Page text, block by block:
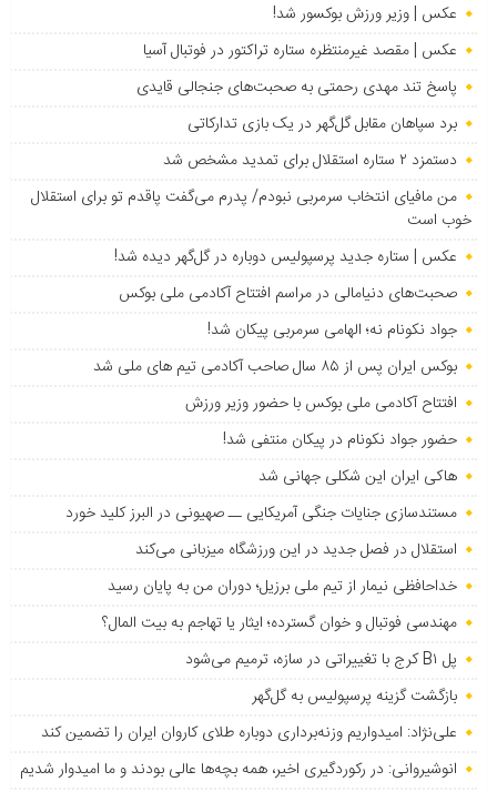
عکس | وزیر ورزش بوکسور شد!
عکس | مقصد غیرمنتظره ستاره تراکتور در فوتبال آسیا
پاسخ تند مهدی رحمتی به صحبت‌های جنجالی قایدی
برد سپاهان مقابل گل‌گهر در یک بازی تدارکاتی
دستمزد ۲ ستاره استقلال برای تمدید مشخص شد
من مافیای انتخاب سرمربی نبودم/ پدرم می‌گفت پاقدم تو برای استقلال
خوب است
عکس | ستاره جدید پرسپولیس دوباره در گل‌گهر دیده شد!
صحبت‌های دنیامالی در مراسم افتتاح آکادمی ملی بوکس
جواد نکونام نه؛ الهامی سرمربی پیکان شد!
بوکس ایران پس از ۸۵ سال صاحب آکادمی تیم های ملی شد
افتتاح آکادمی ملی بوکس با حضور وزیر ورزش
حضور جواد نکونام در پیکان منتفی شد!
هاکی ایران این شکلی جهانی شد
مستندسازی جنایات جنگی آمریکایی ــ صهیونی در البرز کلید خورد
استقلال در فصل جدید در این ورزشگاه میزبانی می‌کند
خداحافظی نیمار از تیم ملی برزیل؛ دوران من به پایان رسید
مهندسی فوتبال و خوان گسترده؛ ایثار یا تهاجم به بیت المال؟
پل B۱ کرج با تغییراتی در سازه، ترمیم می‌شود
بازگشت گزینه پرسپولیس به ‌گل‌گهر
علی‌نژاد: امیدواریم وزنه‌برداری دوباره طلای کاروان ایران را تضمین کند
انوشیروانی: در رکوردگیری اخیر، همه بچه‌ها عالی بودند و ما امیدوار شدیم